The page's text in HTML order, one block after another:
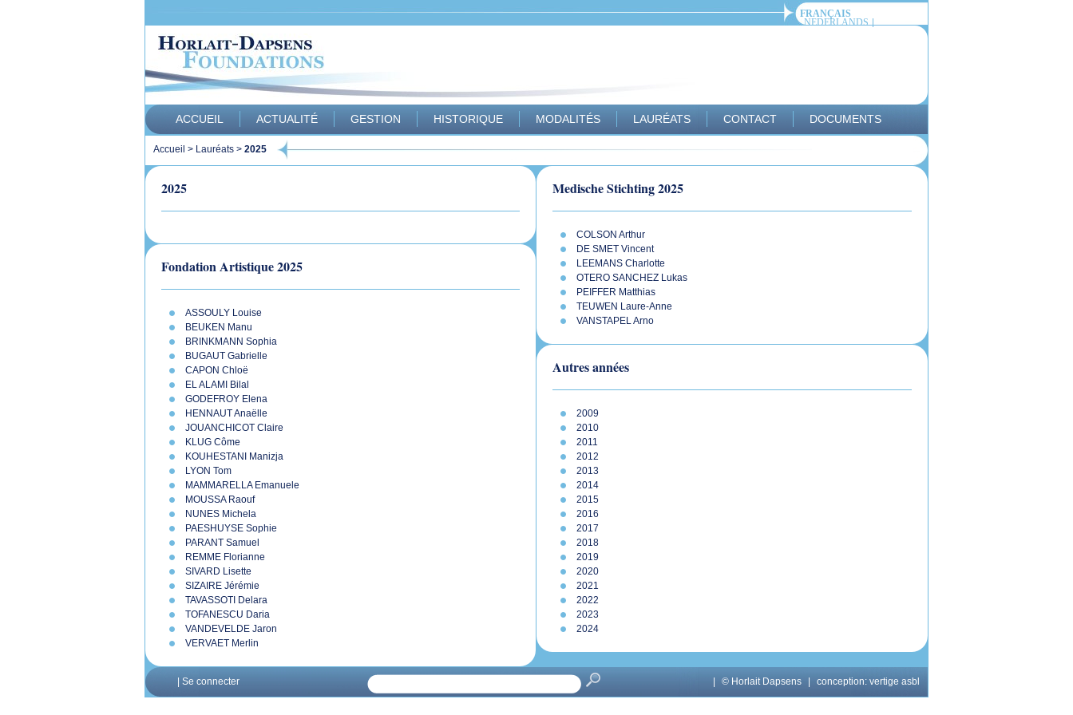
FRANÇAIS
NEDERLANDS
ACCUEIL ACTUALITÉ GESTION HISTORIQUE MODALITÉS LAURÉATS CONTACT DOCUMENTS
Accueil > Lauréats > 2025
2025
Fondation Artistique 2025
ASSOULY Louise
BEUKEN Manu
BRINKMANN Sophia
BUGAUT Gabrielle
CAPON Chloë
EL ALAMI Bilal
GODEFROY Elena
HENNAUT Anaëlle
JOUANCHICOT Claire
KLUG Côme
KOUHESTANI Manizja
LYON Tom
MAMMARELLA Emanuele
MOUSSA Raouf
NUNES Michela
PAESHUYSE Sophie
PARANT Samuel
REMME Florianne
SIVARD Lisette
SIZAIRE Jérémie
TAVASSOTI Delara
TOFANESCU Daria
VANDEVELDE Jaron
VERVAET Merlin
Medische Stichting 2025
COLSON Arthur
DE SMET Vincent
LEEMANS Charlotte
OTERO SANCHEZ Lukas
PEIFFER Matthias
TEUWEN Laure-Anne
VANSTAPEL Arno
Autres années
2009
2010
2011
2012
2013
2014
2015
2016
2017
2018
2019
2020
2021
2022
2023
2024
Se connecter © Horlait Dapsens conception: vertige asbl